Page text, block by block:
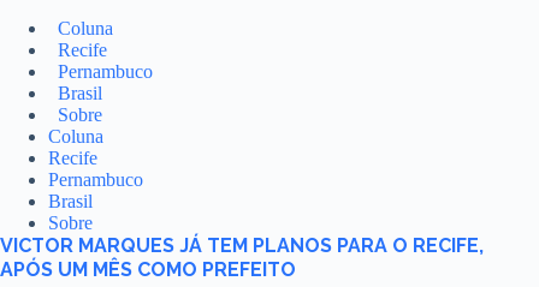
Coluna
Recife
Pernambuco
Brasil
Sobre
Coluna
Recife
Pernambuco
Brasil
Sobre
VICTOR MARQUES JÁ TEM PLANOS PARA O RECIFE,
APÓS UM MÊS COMO PREFEITO